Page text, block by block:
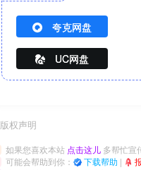
夸克网盘
UC网盘
版权声明
如果您喜欢本站 点击这儿 多帮忙宣
可能会帮助到你： 下载帮助 |